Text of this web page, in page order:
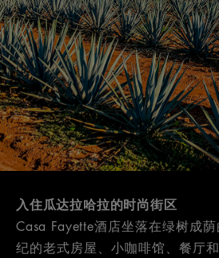
入住瓜达拉哈拉的时尚街区
Casa Fayette酒店坐落在绿树成
纪的老式房屋、小咖啡馆、餐厅